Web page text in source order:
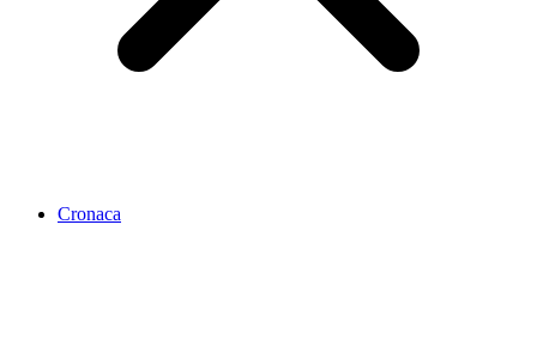
Cronaca